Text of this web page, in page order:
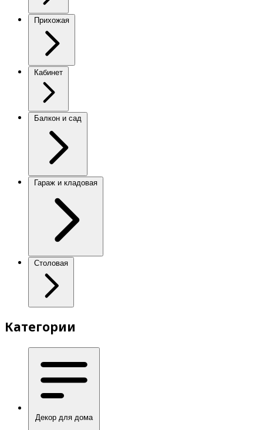
Прихожая
Кабинет
Балкон и сад
Гараж и кладовая
Столовая
Категории
Декор для дома